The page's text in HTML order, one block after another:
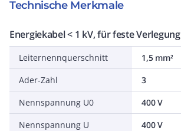
Technische Merkmale
Energiekabel < 1 kV, für feste Verlegung
Leiternennquerschnitt
1,5 mm²
Ader-Zahl
3
Nennspannung U0
400 V
Nennspannung U
400 V